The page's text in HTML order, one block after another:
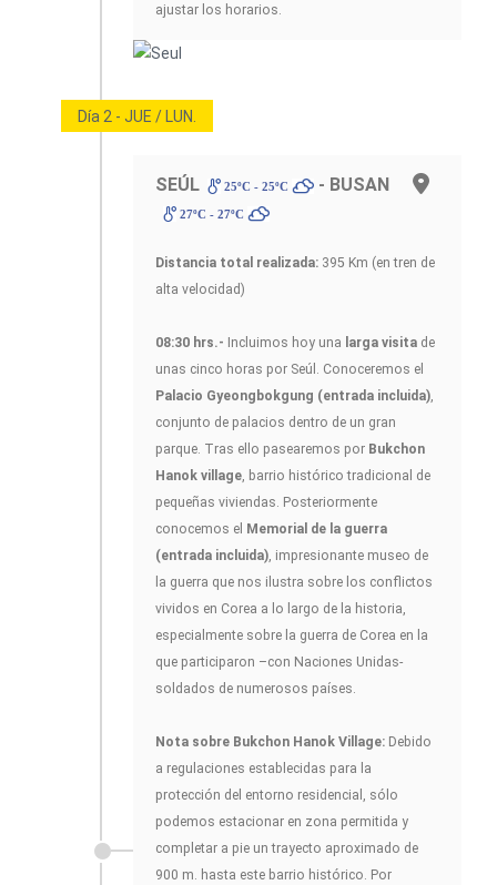
ajustar los horarios.
Día 2 - JUE / LUN.
SEÚL 25ºC - 25ºC - BUSAN
27ºC - 27ºC
Distancia total realizada: 395 Km (en tren de
alta velocidad)
08:30 hrs.- Incluimos hoy una larga visita de
unas cinco horas por Seúl. Conoceremos el
Palacio Gyeongbokgung (entrada incluida),
conjunto de palacios dentro de un gran
parque. Tras ello pasearemos por Bukchon
Hanok village, barrio histórico tradicional de
pequeñas viviendas. Posteriormente
conocemos el Memorial de la guerra
(entrada incluida), impresionante museo de
la guerra que nos ilustra sobre los conflictos
vividos en Corea a lo largo de la historia,
especialmente sobre la guerra de Corea en la
que participaron –con Naciones Unidas-
soldados de numerosos países.
Nota sobre Bukchon Hanok Village: Debido
a regulaciones establecidas para la
protección del entorno residencial, sólo
podemos estacionar en zona permitida y
completar a pie un trayecto aproximado de
900 m. hasta este barrio histórico. Por